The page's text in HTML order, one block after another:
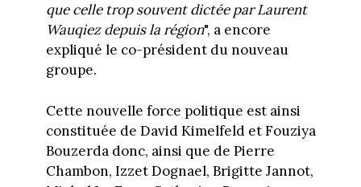
que celle trop souvent dictée par Laurent
Wauqiez depuis la région", a encore
expliqué le co-président du nouveau
groupe.
Cette nouvelle force politique est ainsi
constituée de David Kimelfeld et Fouziya
Bouzerda donc, ainsi que de Pierre
Chambon, Izzet Dognael, Brigitte Jannot,